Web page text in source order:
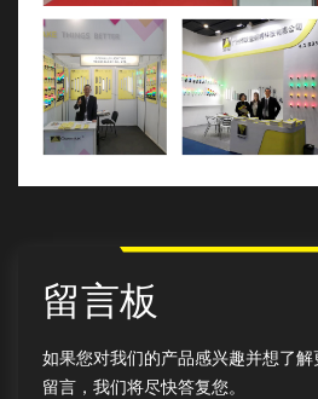
留言板
如果您对我们的产品感兴趣并想了
留言，我们将尽快答复您。